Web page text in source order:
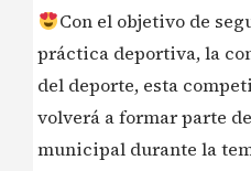
Con el objetivo de
práctica deportiva, la
del deporte, esta
volverá a formar parte
municipal durante la